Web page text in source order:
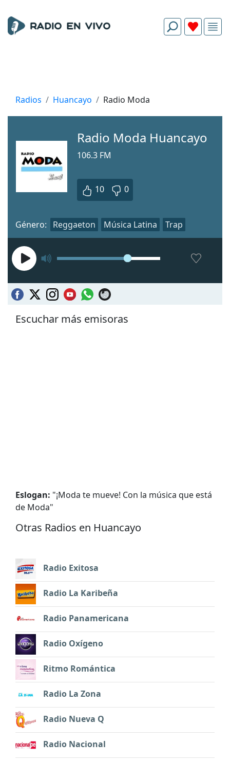
Radios Huancayo Radio Moda
Radio Moda Huancayo
106.3 FM
10 0
Género: Reggaeton Música Latina Trap
Escuchar más emisoras
Eslogan: "¡Moda te mueve! Con la música que está
de Moda"
Otras Radios en Huancayo
Radio Exitosa
Radio La Karibeña
Radio Panamericana
Radio Oxígeno
Ritmo Romántica
Radio La Zona
Radio Nueva Q
Radio Nacional